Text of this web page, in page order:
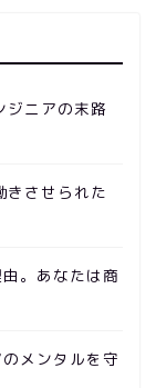
ジニアの末路
きさせられた
。あなたは商
メンタルを守